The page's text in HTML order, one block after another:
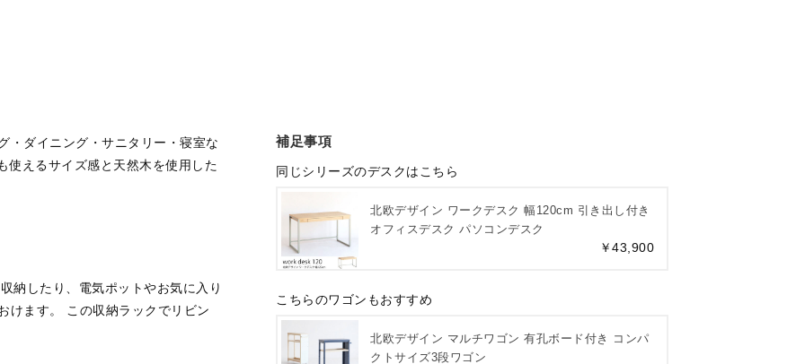
・ダイニング・サニタリー・寝室な
使えるサイズ感と天然木を使用した
納したり、電気ポットやお気に入り
けます。 この収納ラックでリビン
補足事項
同じシリーズのデスクはこちら
北欧デザイン ワークデスク 幅120cm 引き出し付き
オフィスデスク パソコンデスク
￥43,900
こちらのワゴンもおすすめ
北欧デザイン マルチワゴン 有孔ボード付き コンパ
クトサイズ3段ワゴン